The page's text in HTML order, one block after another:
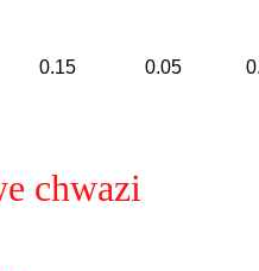
0.15 0.05
chwazi